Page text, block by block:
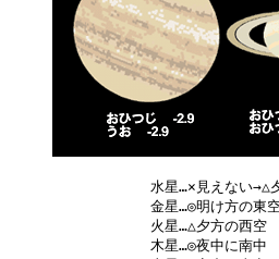
水星…×見えない→△
金星…◎明け方の東
火星…△夕方の西
木星…◎夜中に南